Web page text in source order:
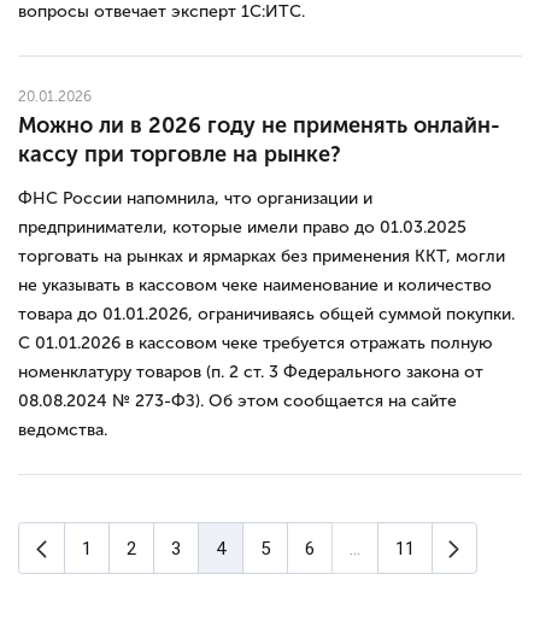
вопросы отвечает эксперт 1С:ИТС.
20.01.2026
Можно ли в 2026 году не применять онлайн-
кассу при торговле на рынке?
ФНС России напомнила, что организации и
предприниматели, которые имели право до 01.03.2025
торговать на рынках и ярмарках без применения ККТ, могли
не указывать в кассовом чеке наименование и количество
товара до 01.01.2026, ограничиваясь общей суммой покупки.
С 01.01.2026 в кассовом чеке требуется отражать полную
номенклатуру товаров (п. 2 ст. 3 Федерального закона от
08.08.2024 № 273-ФЗ). Об этом сообщается на сайте
ведомства.
Предыдущая страница
1 2 3 4 5 6 11